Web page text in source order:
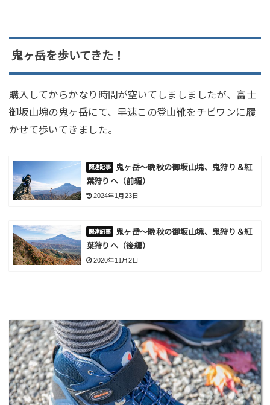
鬼ヶ岳を歩いてきた！
購入してからかなり時間が空いてしましましたが、富士
御坂山塊の鬼ヶ岳にて、早速この登山靴をチビワンに履
かせて歩いてきました。
鬼ヶ岳～晩秋の御坂山塊、鬼狩り＆紅
葉狩りへ（前編）
2024年1月23日
鬼ヶ岳～晩秋の御坂山塊、鬼狩り＆紅
葉狩りへ（後編）
2020年11月2日